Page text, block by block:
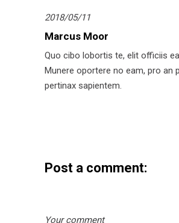
2018/05/11
Marcus Moor
Quo cibo lobortis te, elit officiis
Munere oportere no eam, pro an
pertinax sapientem.
Post a comment: